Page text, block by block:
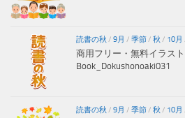
読書の秋 / 9月 / 季節/ 秋 / 10月
商用フリー・無料イラス
Book_Dokushonoaki031
読書の秋 / 9月 / 季節/ 秋 / 10月